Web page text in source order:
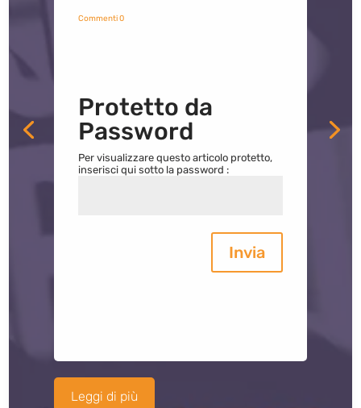
Commenti 0
Protetto da
Password
Per visualizzare questo articolo protetto,
inserisci qui sotto la password :
Invia
Leggi di più